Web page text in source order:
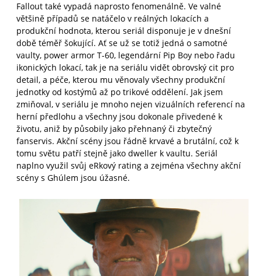
Fallout také vypadá naprosto fenomenálně. Ve valné
většině případů se natáčelo v reálných lokacích a
produkční hodnota, kterou seriál disponuje je v dnešní
době téměř šokující. Ať se už se totiž jedná o samotné
vaulty, power armor T-60, legendární Pip Boy nebo řadu
ikonických lokací, tak je na seriálu vidět obrovský cit pro
detail, a péče, kterou mu věnovaly všechny produkční
jednotky od kostýmů až po trikové oddělení. Jak jsem
zmiňoval, v seriálu je mnoho nejen vizuálních referencí na
herní předlohu a všechny jsou dokonale přivedené k
životu, aniž by působily jako přehnaný či zbytečný
fanservis. Akční scény jsou řádně krvavé a brutální, což k
tomu světu patří stejně jako dweller k vaultu. Seriál
naplno využil svůj eRkový rating a zejména všechny akční
scény s Ghúlem jsou úžasné.